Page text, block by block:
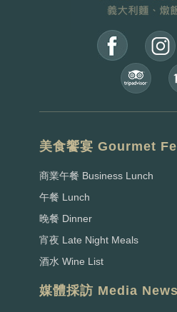
美食饗宴 Gourmet
商業午餐 Business Lunch
午餐 Lunch
晚餐 Dinner
宵夜 Late Night Meals
酒水 Wine List
媒體採訪 Media News